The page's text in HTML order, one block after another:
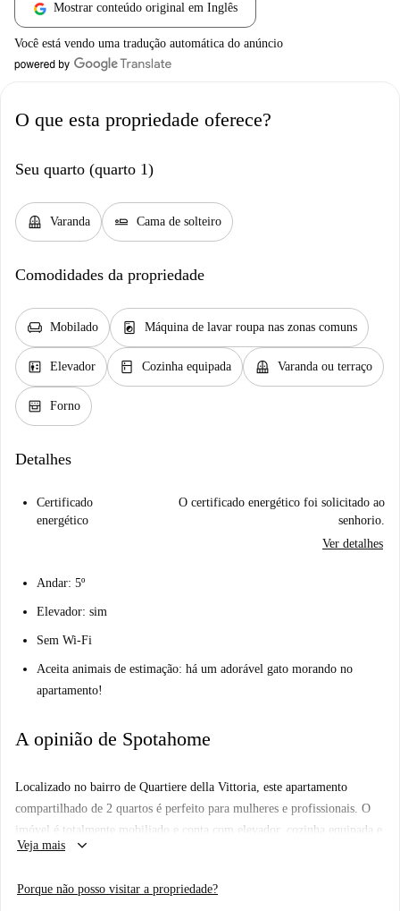
Mostrar conteúdo original em Inglês
Você está vendo uma tradução automática do anúncio
O que esta propriedade oferece?
Seu quarto (quarto 1)
balcony Varanda airline_seat_flat Cama de solteiro
Comodidades da propriedade
chair Mobilado local_laundry_service Máquina de lavar roupa nas zonas comuns
elevator Elevador kitchen Cozinha equipada balcony Varanda ou terraço
oven_gen Forno
Detalhes
Certificado
energético
O certificado energético foi solicitado ao
senhorio.
Ver detalhes
Andar: 5º
Elevador: sim
Sem Wi-Fi
Aceita animais de estimação: há um adorável gato morando no
apartamento!
A opinião de Spotahome
Localizado no bairro de Quartiere della Vittoria, este apartamento
compartilhado de 2 quartos é perfeito para mulheres e profissionais. O
imóvel é totalmente mobiliado e conta com elevador, cozinha equipada e
varanda ou terraço compartilhado. Animais de estimação são permitidos
Observe que não há internet disponível e não são permitidos hóspedes
Veja mais keyboard_arrow_down
Porque não posso visitar a propriedade?